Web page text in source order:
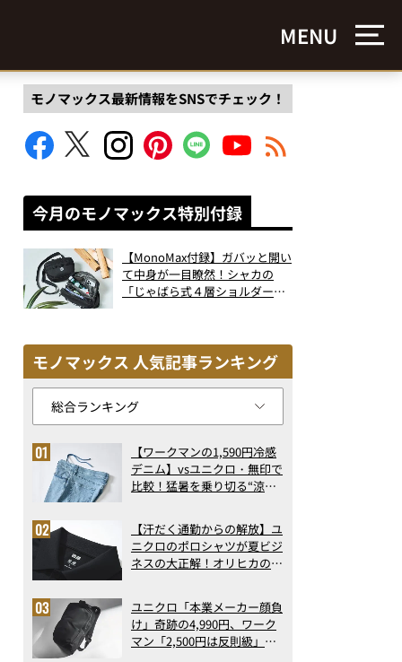
MENU
モノマックス最新情報をSNSでチェック！
今月のモノマックス特別付録
【MonoMax付録】ガバッと開い
て中身が一目瞭然！シャカの
「じゃばら式４層ショルダーバ
モノマックス 人気記事ランキング
【ワークマンの1,590円冷感
デニム】vsユニクロ・無印で
比較！猛暑を乗り切る“涼感
で決定版
【汗だく通勤からの解放】ユ
ニクロのポロシャツが夏ビジ
ネスの大正解！オリヒカの透
アの実力
ユニクロ「本業メーカー顔負
け」奇跡の4,990円、ワーク
マン「2,500円は反則級」凄